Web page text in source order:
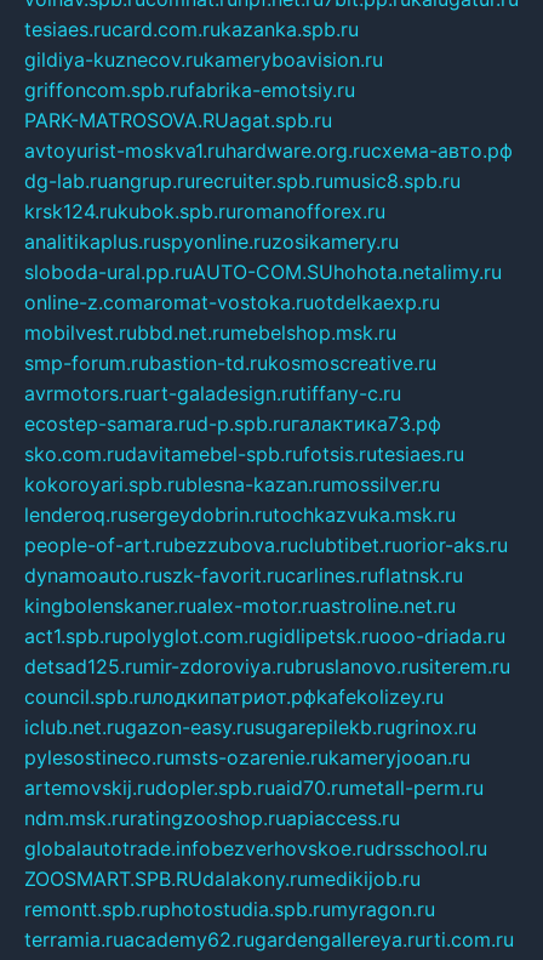
tesiaes.rucard.com.rukazanka.spb.ru
gildiya-kuznecov.rukameryboavision.ru
griffoncom.spb.rufabrika-emotsiy.ru
PARK-MATROSOVA.RUagat.spb.ru
avtoyurist-moskva1.ruhardware.org.ruсхема-авто.рф
dg-lab.ruangrup.rurecruiter.spb.rumusic8.spb.ru
krsk124.rukubok.spb.ruromanofforex.ru
analitikaplus.ruspyonline.ruzosikamery.ru
sloboda-ural.pp.ruAUTO-COM.SUhohota.netalimy.ru
online-z.comaromat-vostoka.ruotdelkaexp.ru
mobilvest.rubbd.net.rumebelshop.msk.ru
smp-forum.rubastion-td.rukosmoscreative.ru
avrmotors.ruart-galadesign.rutiffany-c.ru
ecostep-samara.rud-p.spb.ruгалактика73.рф
sko.com.rudavitamebel-spb.rufotsis.rutesiaes.ru
kokoroyari.spb.rublesna-kazan.rumossilver.ru
lenderoq.rusergeydobrin.rutochkazvuka.msk.ru
people-of-art.rubezzubova.ruclubtibet.ruorior-aks.ru
dynamoauto.ruszk-favorit.rucarlines.ruflatnsk.ru
kingbolenskaner.rualex-motor.ruastroline.net.ru
act1.spb.rupolyglot.com.rugidlipetsk.ruooo-driada.ru
detsad125.rumir-zdoroviya.rubruslanovo.rusiterem.ru
council.spb.ruлодкипатриот.рфkafekolizey.ru
iclub.net.rugazon-easy.rusugarepilekb.rugrinox.ru
pylesostineco.rumsts-ozarenie.rukameryjooan.ru
artemovskij.rudopler.spb.ruaid70.rumetall-perm.ru
ndm.msk.ruratingzooshop.ruapiaccess.ru
globalautotrade.infobezverhovskoe.rudrsschool.ru
ZOOSMART.SPB.RUdalakony.rumedikijob.ru
remontt.spb.ruphotostudia.spb.rumyragon.ru
terramia.ruacademy62.rugardengallereya.rurti.com.ru